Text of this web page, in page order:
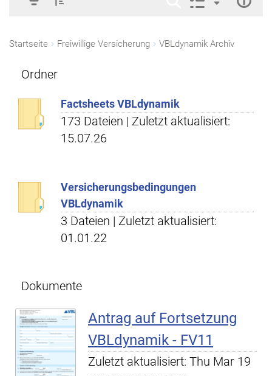
Startseite Freiwillige Versicherung VBLdynamik Archiv
Ordner
Factsheets VBLdynamik
173 Dateien | Zuletzt aktualisiert:
15.07.26
Versicherungsbedingungen
VBLdynamik
3 Dateien | Zuletzt aktualisiert:
01.01.22
Dokumente
Antrag auf Fortsetzung
VBLdynamik - FV11
Zuletzt aktualisiert: Thu Mar 19